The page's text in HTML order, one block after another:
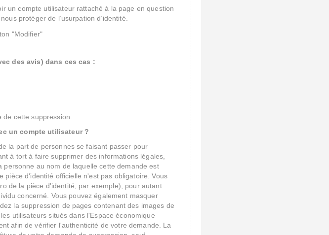
un compte utilisateur rattaché à la page en question
protéger de l’usurpation d’identité.
"Modifier"
des avis) dans ces cas :
cette suppression.
un compte utilisateur ?
la part de personnes se faisant passer pour
à tort à faire supprimer des informations légales,
au nom de laquelle cette demande est
d'identité officielle n'est pas obligatoire. Vous
de la pièce d'identité, par exemple), pour autant
concerné. Vous pouvez également masquer
la suppression de pages contenant des images de
utilisateurs situés dans l'Espace économique
afin de vérifier l'authenticité de votre demande. La